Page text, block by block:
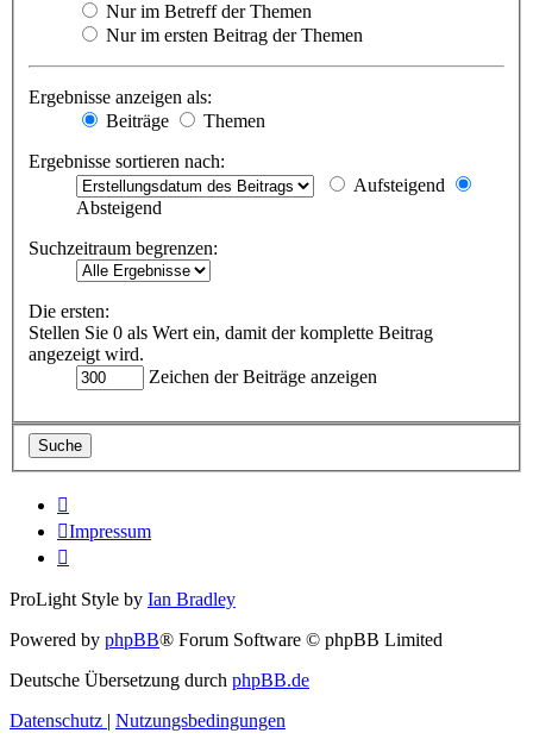
Nur im Betreff der Themen
Nur im ersten Beitrag der Themen
Ergebnisse anzeigen als:
Beiträge
Themen
Ergebnisse sortieren nach:
Aufsteigend
Absteigend
Suchzeitraum begrenzen:
Die ersten:
Stellen Sie 0 als Wert ein, damit der komplette Beitrag
angezeigt wird.
Zeichen der Beiträge anzeigen
Impressum
ProLight Style by Ian Bradley
Powered by phpBB® Forum Software © phpBB Limited
Deutsche Übersetzung durch phpBB.de
Datenschutz | Nutzungsbedingungen